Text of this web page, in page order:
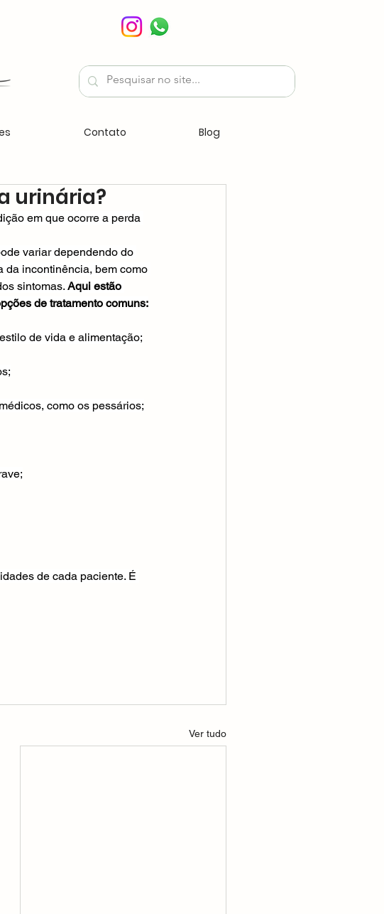
Contato Blog
urinária?
em que ocorre a perda
variar dependendo do
da incontinência, bem como
sintomas. Aqui estão
de tratamento comuns:
de vida e alimentação;
como os pessários;
de cada paciente. É
Ver tudo